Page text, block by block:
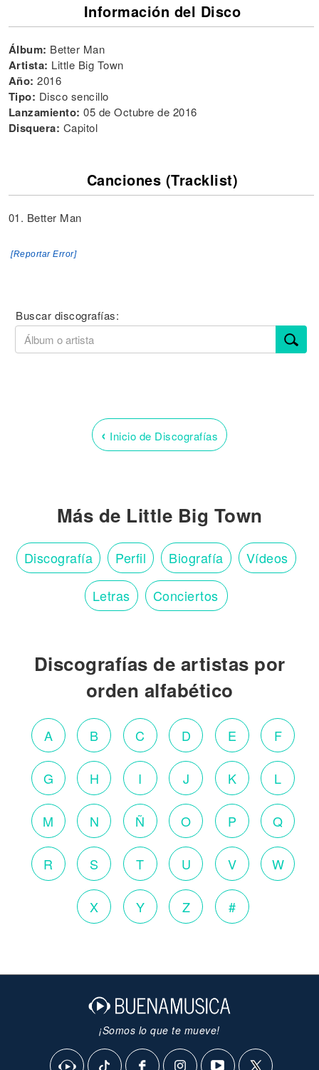
Información del Disco
Álbum: Better Man
Artista: Little Big Town
Año: 2016
Tipo: Disco sencillo
Lanzamiento: 05 de Octubre de 2016
Disquera: Capitol
Canciones (Tracklist)
01. Better Man
[Reportar Error]
Buscar discografías:
‹ Inicio de Discografías
Más de Little Big Town
Discografía Perfil Biografía Vídeos
Letras Conciertos
Discografías de artistas por
orden alfabético
A B C D E F
G H I J K L
M N Ñ O P Q
R S T U V W
X Y Z #
¡Somos lo que te mueve!